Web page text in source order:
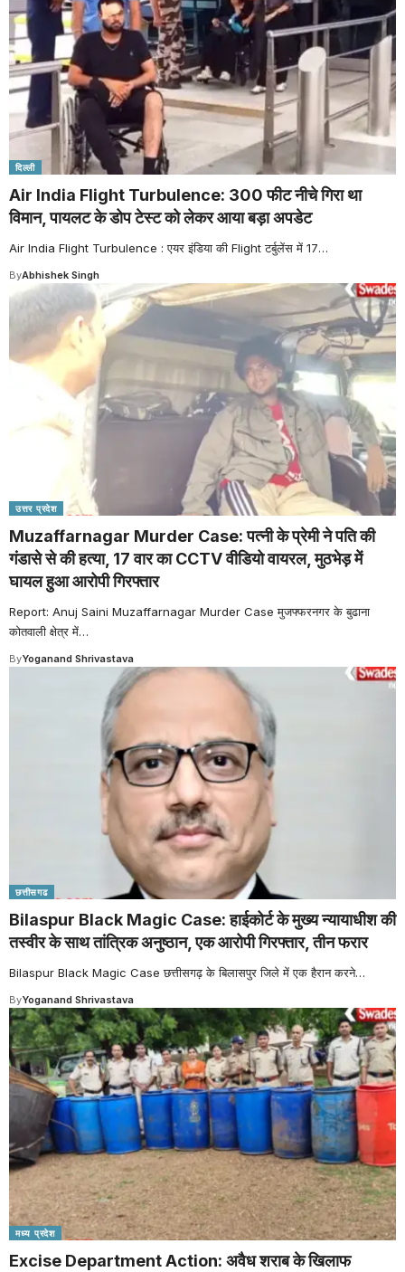
दिल्ली
Air India Flight Turbulence: 300 फीट नीचे गिरा था
विमान, पायलट के डोप टेस्ट को लेकर आया बड़ा अपडेट
Air India Flight Turbulence : एयर इंडिया की Flight टर्बुलेंस में 17…
ByAbhishek Singh
उत्तर प्रदेश
Muzaffarnagar Murder Case: पत्नी के प्रेमी ने पति की
गंडासे से की हत्या, 17 वार का CCTV वीडियो वायरल, मुठभेड़ में
घायल हुआ आरोपी गिरफ्तार
Report: Anuj Saini Muzaffarnagar Murder Case मुजफ्फरनगर के बुढाना
कोतवाली क्षेत्र में…
ByYoganand Shrivastava
छत्तीसगढ
Bilaspur Black Magic Case: हाईकोर्ट के मुख्य न्यायाधीश की
तस्वीर के साथ तांत्रिक अनुष्ठान, एक आरोपी गिरफ्तार, तीन फरार
Bilaspur Black Magic Case छत्तीसगढ़ के बिलासपुर जिले में एक हैरान करने…
ByYoganand Shrivastava
मध्य प्रदेश
Excise Department Action: अवैध शराब के खिलाफ